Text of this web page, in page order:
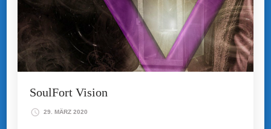
SoulFort Vision
29. MÄRZ 2020